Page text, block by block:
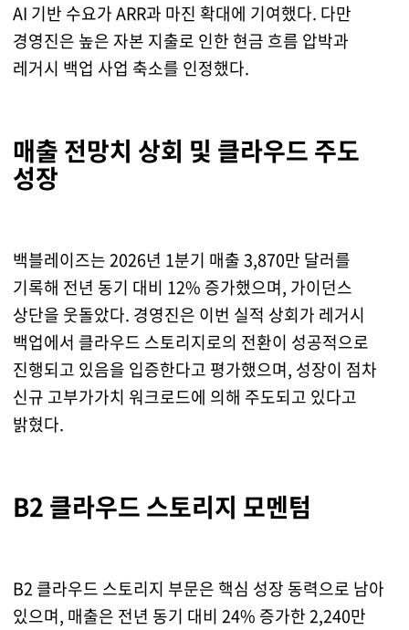
AI 기반 수요가 ARR과 마진 확대에 기여했다. 다만
경영진은 높은 자본 지출로 인한 현금 흐름 압박과
레거시 백업 사업 축소를 인정했다.
매출 전망치 상회 및 클라우드 주도
성장
백블레이즈는 2026년 1분기 매출 3,870만 달러를
기록해 전년 동기 대비 12% 증가했으며, 가이던스
상단을 웃돌았다. 경영진은 이번 실적 상회가 레거시
백업에서 클라우드 스토리지로의 전환이 성공적으로
진행되고 있음을 입증한다고 평가했으며, 성장이 점차
신규 고부가가치 워크로드에 의해 주도되고 있다고
밝혔다.
B2 클라우드 스토리지 모멘텀
B2 클라우드 스토리지 부문은 핵심 성장 동력으로 남아
있으며, 매출은 전년 동기 대비 24% 증가한 2,240만